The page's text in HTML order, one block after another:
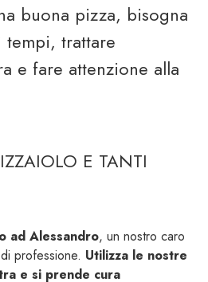
buona pizza, bisogna
trattare
e fare attenzione alla
E TANTI
ad Alessandro, un nostro caro
professione. Utilizza le nostre
e si prende cura